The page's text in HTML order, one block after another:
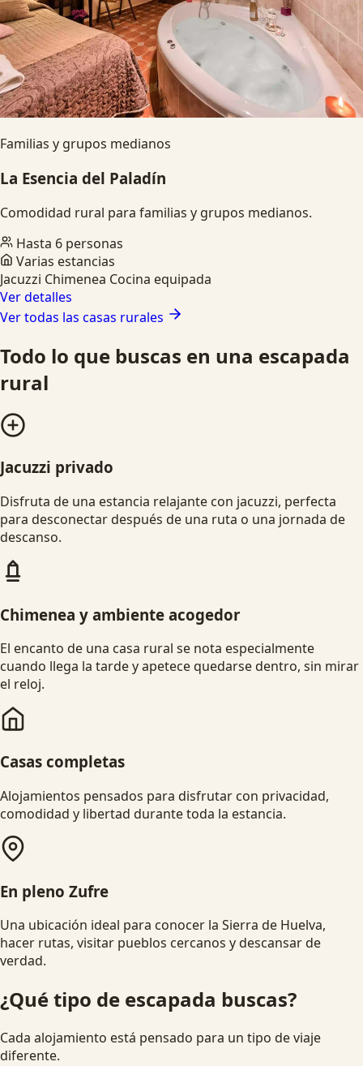
Familias y grupos medianos
La Esencia del Paladín
Comodidad rural para familias y grupos medianos.
Hasta 6 personas
Varias estancias
Jacuzzi Chimenea Cocina equipada
Ver detalles
Ver todas las casas rurales
Todo lo que buscas en una escapada
rural
Jacuzzi privado
Disfruta de una estancia relajante con jacuzzi, perfecta
para desconectar después de una ruta o una jornada de
descanso.
Chimenea y ambiente acogedor
El encanto de una casa rural se nota especialmente
cuando llega la tarde y apetece quedarse dentro, sin mirar
el reloj.
Casas completas
Alojamientos pensados para disfrutar con privacidad,
comodidad y libertad durante toda la estancia.
En pleno Zufre
Una ubicación ideal para conocer la Sierra de Huelva,
hacer rutas, visitar pueblos cercanos y descansar de
verdad.
¿Qué tipo de escapada buscas?
Cada alojamiento está pensado para un tipo de viaje
diferente.